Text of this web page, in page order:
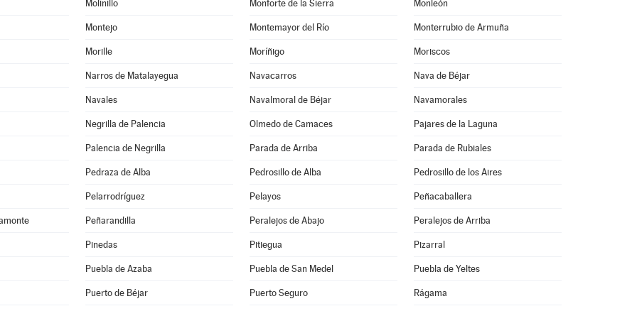
Molinillo Monforte de la Sierra Monleón
Montejo Montemayor del Río Monterrubio de Armuña
Morille Moríñigo Moriscos
Narros de Matalayegua Navacarros Nava de Béjar
Navales Navalmoral de Béjar Navamorales
Negrilla de Palencia Olmedo de Camaces Pajares de la Laguna
Palencia de Negrilla Parada de Arriba Parada de Rubiales
Pedraza de Alba Pedrosillo de Alba Pedrosillo de los Aires
Pelarrodríguez Pelayos Peñacaballera
Peñarandilla Peralejos de Abajo Peralejos de Arriba
Pinedas Pitiegua Pizarral
Puebla de Azaba Puebla de San Medel Puebla de Yeltes
Puerto de Béjar Puerto Seguro Rágama